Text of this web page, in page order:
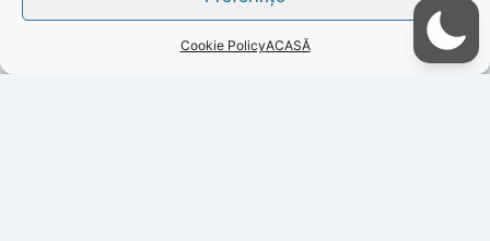
Cookie PolicyACASĂ